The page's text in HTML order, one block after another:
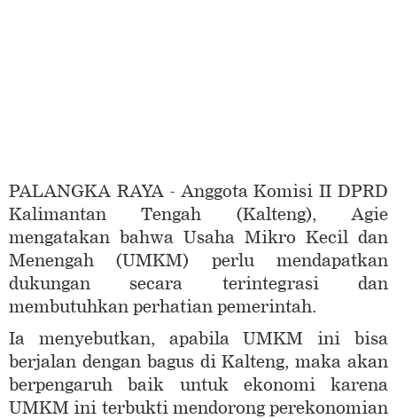
PALANGKA RAYA - Anggota Komisi II DPRD
Kalimantan Tengah (Kalteng), Agie
mengatakan bahwa Usaha Mikro Kecil dan
Menengah (UMKM) perlu mendapatkan
dukungan secara terintegrasi dan
membutuhkan perhatian pemerintah.
Ia menyebutkan, apabila UMKM ini bisa
berjalan dengan bagus di Kalteng, maka akan
berpengaruh baik untuk ekonomi karena
UMKM ini terbukti mendorong perekonomian